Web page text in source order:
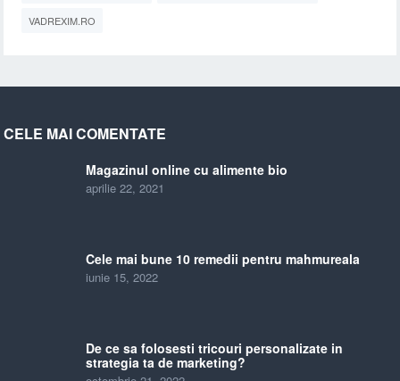
VADREXIM.RO
CELE MAI COMENTATE
Magazinul online cu alimente bio
aprilie 22, 2021
Cele mai bune 10 remedii pentru mahmureala
iunie 15, 2022
De ce sa folosesti tricouri personalizate in
strategia ta de marketing?